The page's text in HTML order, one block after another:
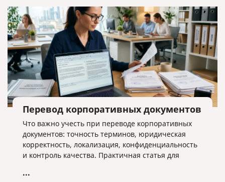
Перевод корпоративных документов
Что важно учесть при переводе корпоративных
документов: точность терминов, юридическая
корректность, локализация, конфиденциальность
и контроль качества. Практичная статья для
...